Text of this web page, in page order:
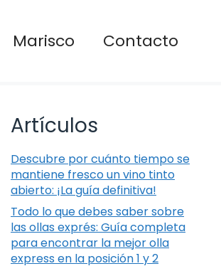
Marisco Contacto
Artículos
Descubre por cuánto tiempo se
mantiene fresco un vino tinto
abierto: ¡La guía definitiva!
Todo lo que debes saber sobre
las ollas exprés: Guía completa
para encontrar la mejor olla
express en la posición 1 y 2